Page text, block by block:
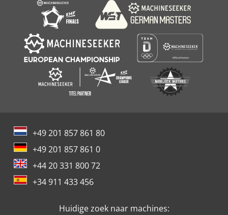
+49 201 857 861 80
+49 201 857 861 0
+44 20 331 800 72
+34 911 433 456
Huidige zoek naar machines: